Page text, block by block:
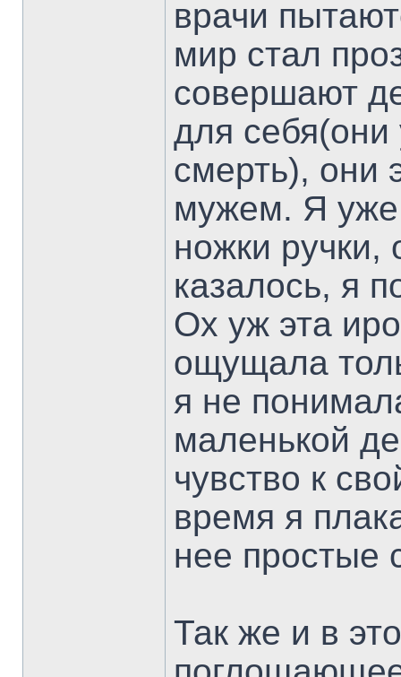
врачи
мир стал
совершают
для себя(они
смерть), они
мужем. Я уже
ножки ручки,
казалось, я
Ох уж эта
ощущала
я не
маленькой
чувство к
время я
нее простые
Так же и в